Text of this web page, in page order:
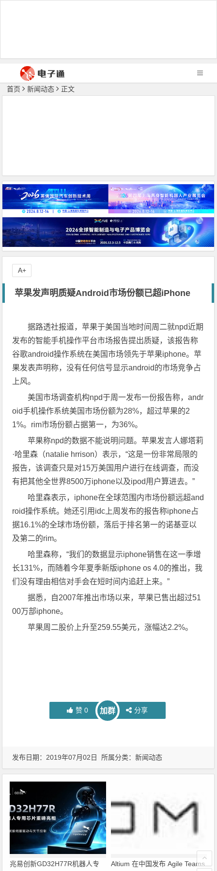
首页 新闻动态 正文
苹果发声明质疑Android市场份额已超iPhone
据路透社报道，苹果于美国当地时间周二就npd近期
发布的智能手机操作平台市场报告提出质疑，该报告称
谷歌android操作系统在美国市场领先于苹果iphone。苹
果发表声明称，没有任何信号显示android的市场竞争占
上风。
美国市场调查机构npd于周一发布一份报告称，andr
oid手机操作系统美国市场份额为28%，超过苹果的2
1%。rim市场份额占据第一，为36%。
苹果称npd的数据不能说明问题。苹果发言人娜塔莉
·哈里森（natalie hrrison）表示，“这是一份非常局限的
报告，该调查只是对15万美国用户进行在线调查，而没
有把其他全世界8500万iphone以及ipod用户算进去。”
哈里森表示，iphone在全球范围内市场份额远超and
roid操作系统。她还引用idc上周发布的报告称iphone占
据16.1%的全球市场份额，落后于排名第一的诺基亚以
及第二的rim。
哈里森称，“我们的数据显示iphone销售在这一季增
长131%，而随着今年夏季新版iphone os 4.0的推出，我
们没有理由相信对手会在短时间内追赶上来。”
据悉，自2007年推出市场以来，苹果已售出超过51
00万部iphone。
苹果周二股价上升至259.55美元，涨幅达2.2%。
赞 0 加群 分享
A+
发布日期：2019年07月02日 所属分类：新闻动态
兆易创新GD32H77R机器人专 Altium 在中国发布 Agile Teams